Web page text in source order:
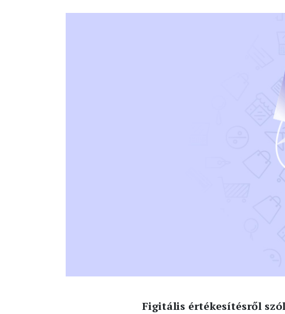
Figitális értékesítésről